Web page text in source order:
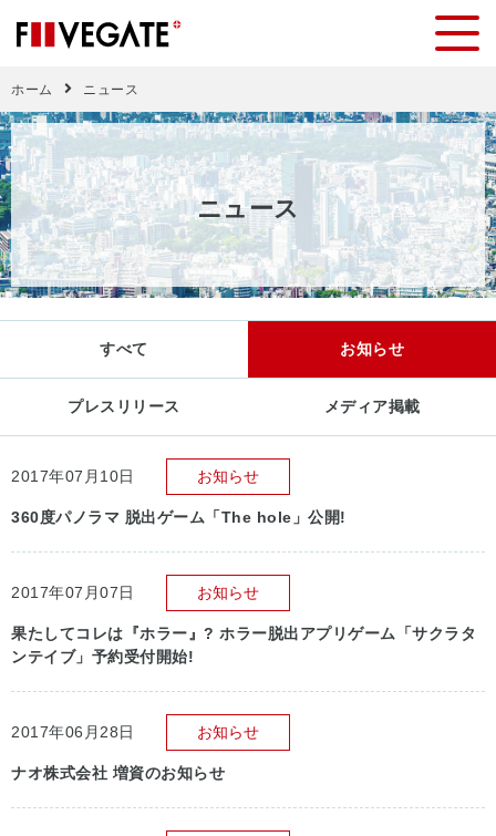
ホーム ニュース
ニュース
すべて お知らせ
プレスリリース メディア掲載
2017年07月10日 お知らせ
360度パノラマ 脱出ゲーム「The hole」公開!
2017年07月07日 お知らせ
果たしてコレは『ホラー』? ホラー脱出アプリゲーム「サクラタ
ンテイブ」予約受付開始!
2017年06月28日 お知らせ
ナオ株式会社 増資のお知らせ